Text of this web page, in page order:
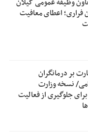
فراری؛ اعطای معافیت
بر درمانگران
نسخه وزارت
جلوگیری از فعالیت